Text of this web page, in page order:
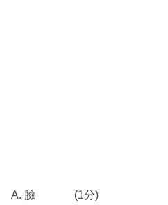
A. 臉 (1分)